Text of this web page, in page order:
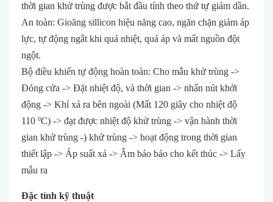
thời gian khử trùng được bắt đầu tính theo thứ tự giảm dần.
An toàn: Gioăng sillicon hiệu năng cao, ngăn chặn giảm áp
lực, tự động ngắt khi quá nhiệt, quá áp và mất nguồn đột
ngột.
Bộ điều khiển tự động hoàn toàn: Cho mẫu khử trùng ->
Đóng cửa -> Đặt nhiệt độ, và thời gian -> nhấn nút khởi
động -> Khí xả ra bên ngoài (Mất 120 giây cho nhiệt độ
110 0C) -> đạt được nhiệt độ khử trùng -> vận hành thời
gian khử trùng -) khử trùng -> hoạt động trong thời gian
thiết lập -> Áp suất xả -> Âm báo báo cho kết thúc -> Lấy
mẫu ra
Đặc tính kỹ thuật